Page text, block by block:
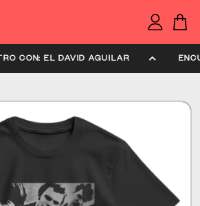
CON: EL DAVID AGUILAR